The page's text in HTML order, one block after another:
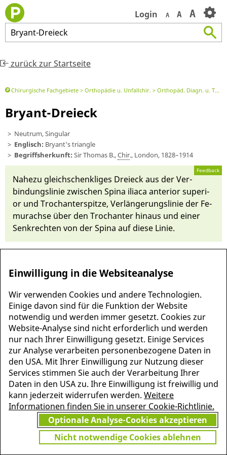
Login A A A
Bryant-Dreieck
zurück zur Startseite
Chirurgische Fachgebiete Orthopädie u. Unfallchir. Orthopäd. Diagn. u. Ther.verfahren
Bryant-Dreieck
Neutrum, Singular
Englisch: Bryant's triangle
Begriffsherkunft: Sir Thomas B.,Chir., London, 1828–1914
Feedback
Nahe­zu gleich­schenk­liges Dreieck aus der Ver­
bindungs­linie zwi­schen Spi­na iliaca anteri­or superi­
or und Trochanter­spitze, Ver­län­gerungs­linie der Fe­
murachse ü­ber den Trochanter hi­n­aus und ei­ner
Senk­rechten von der Spi­na auf die­se Linie.
MEHR INFORMATIONEN
ZU PSCHYREMBEL
JETZT
GRATIS TESTEN
Vielen Dank für Ihr Interesse
am Pschyrembel! Wenn Sie
Einwilligung in die Websiteanalyse
Wir verwenden Cookies und andere Technologien.
Einige davon sind für die Funktion der Website
notwendig und werden immer gesetzt. Cookies zur
Website-Analyse sind nicht erforderlich und werden
nur nach Ihrer Einwilligung gesetzt. Einige Services
zur Analyse verarbeiten personenbezogene Daten in
den USA. Mit Ihrer Einwilligung zur Nutzung dieser
Services stimmen Sie auch der Verarbeitung Ihrer
Daten in den USA zu. Ihre Einwilligung ist freiwillig und
kann jederzeit widerrufen werden. Weitere
Informationen finden Sie in unserer Cookie-Richtlinie.
Optionale Analyse-Cookies akzeptieren
Nicht notwendige Cookies ablehnen